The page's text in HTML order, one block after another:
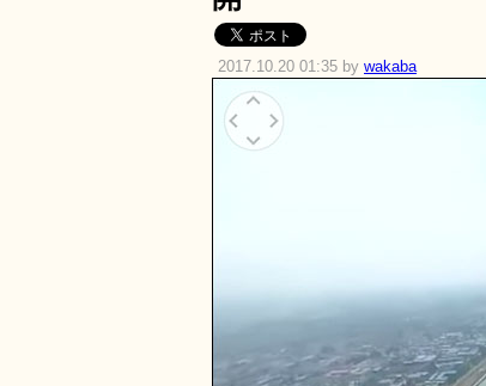
2017.10.20 01:35 by wakaba